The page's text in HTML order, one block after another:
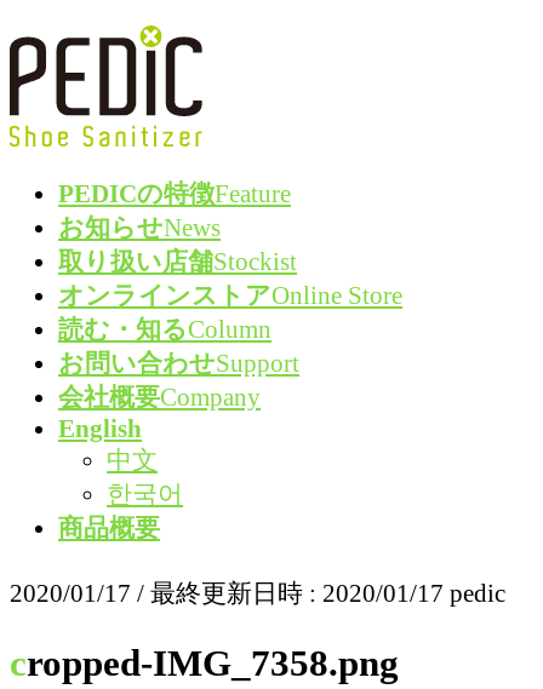
コ
ン
テ
ン
ナ
ビ
ゲ
ー
PEDICの特徴Feature
お知らせNews
取り扱い店舗Stockist
オンラインストアOnline Store
読む・知るColumn
お問い合わせSupport
会社概要Company
English
中文
한국어
商品概要
2020/01/17 / 最終更新日時 : 2020/01/17 pedic
cropped-IMG_7358.png